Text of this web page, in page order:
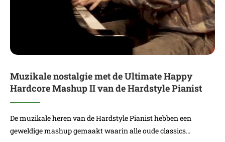
Muzikale nostalgie met de Ultimate Happy
Hardcore Mashup II van de Hardstyle Pianist
De muzikale heren van de Hardstyle Pianist hebben een
geweldige mashup gemaakt waarin alle oude classics…